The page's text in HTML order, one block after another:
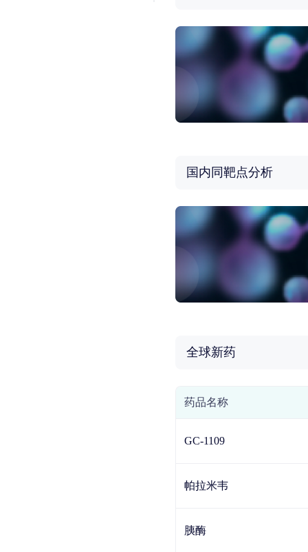
国内同靶点分析
全球新药
药品名称
GC-1109
帕拉米韦
胰酶